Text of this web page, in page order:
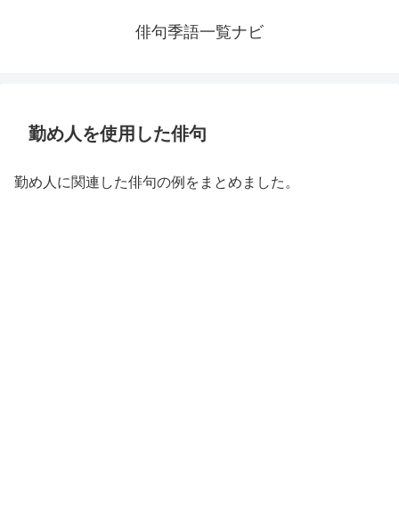
俳句季語一覧ナビ
勤め人を使用した俳句
勤め人に関連した俳句の例をまとめました。